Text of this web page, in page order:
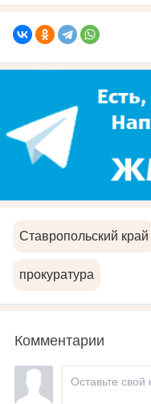
Ставропольский край
прокуратура
Комментарии